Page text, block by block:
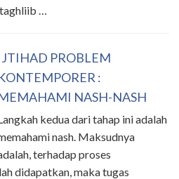
…
PROBLEM
:
NASH-NASH
kedua dari tahap ini adalah
nash. Maksudnya
terhadap proses
didapatkan, maka tugas